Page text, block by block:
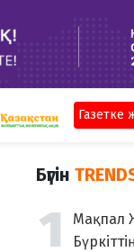
Газетке
Бүгін
Мақпал